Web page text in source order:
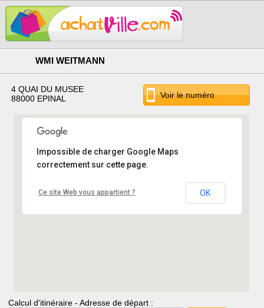
WMI WEITMANN
4 QUAI DU MUSEE
88000 EPINAL
Voir le numéro
Impossible de charger Google Maps
correctement sur cette page.
Ce site Web vous appartient ? OK
Calcul d'itinéraire - Adresse de départ :